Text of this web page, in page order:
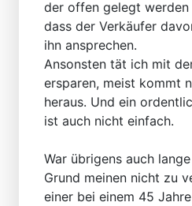
der offen gelegt werden
dass der Verkäufer
ihn ansprechen.
Ansonsten tät ich mit
ersparen, meist kommt
heraus. Und ein
ist auch nicht einfach.
War übrigens auch
Grund meinen nicht zu
einer bei einem 45